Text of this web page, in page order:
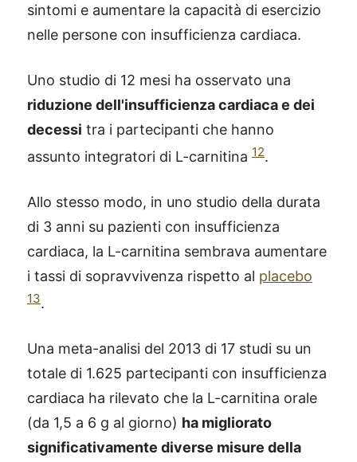
sintomi e aumentare la capacità di esercizio
nelle persone con insufficienza cardiaca.
Uno studio di 12 mesi ha osservato una
riduzione dell'insufficienza cardiaca e dei
decessi tra i partecipanti che hanno
assunto integratori di L-carnitina 12.
Allo stesso modo, in uno studio della durata
di 3 anni su pazienti con insufficienza
cardiaca, la L-carnitina sembrava aumentare
i tassi di sopravvivenza rispetto al placebo
13.
Una meta-analisi del 2013 di 17 studi su un
totale di 1.625 partecipanti con insufficienza
cardiaca ha rilevato che la L-carnitina orale
(da 1,5 a 6 g al giorno) ha migliorato
significativamente diverse misure della